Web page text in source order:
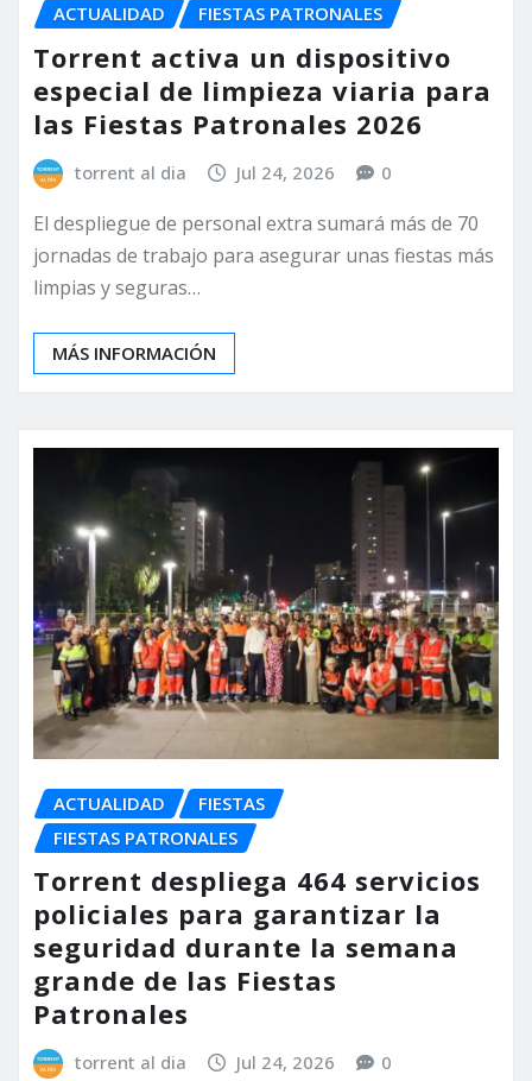
ACTUALIDAD FIESTAS PATRONALES
Torrent activa un dispositivo
especial de limpieza viaria para
las Fiestas Patronales 2026
torrent al dia Jul 24, 2026 0
El despliegue de personal extra sumará más de 70
jornadas de trabajo para asegurar unas fiestas más
limpias y seguras…
MÁS INFORMACIÓN
ACTUALIDAD
FIESTAS
FIESTAS PATRONALES
Torrent despliega 464 servicios
policiales para garantizar la
seguridad durante la semana
grande de las Fiestas
Patronales
torrent al dia Jul 24, 2026 0